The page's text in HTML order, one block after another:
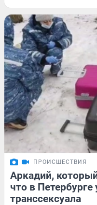
ПРОИСШЕСТВИЯ
Аркадий,
что в
транссексуала